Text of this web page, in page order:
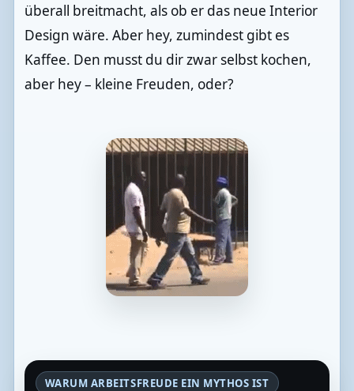
überall breitmacht, als ob er das neue Interior
Design wäre. Aber hey, zumindest gibt es
Kaffee. Den musst du dir zwar selbst kochen,
aber hey – kleine Freuden, oder?
WARUM ARBEITSFREUDE EIN MYTHOS IST